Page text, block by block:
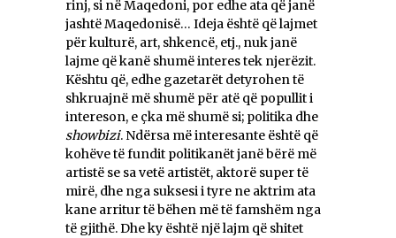
rinj, si në Maqedoni, por edhe ata që janë
jashtë Maqedonisë… Ideja është që lajmet
për kulturë, art, shkencë, etj., nuk janë
lajme që kanë shumë interes tek njerëzit.
Kështu që, edhe gazetarët detyrohen të
shkruajnë më shumë për atë që popullit i
intereson, e çka më shumë si; politika dhe
showbizi. Ndërsa më interesante është që
kohëve të fundit politikanët janë bërë më
artistë se sa vetë artistët, aktorë super të
mirë, dhe nga suksesi i tyre ne aktrim ata
kane arritur të bëhen më të famshëm nga
të gjithë. Dhe ky është një lajm që shitet